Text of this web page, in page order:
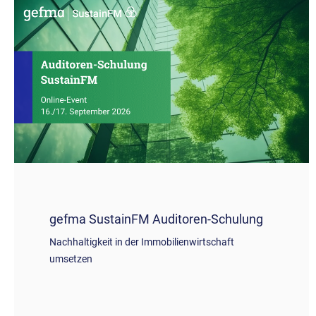
gefma SustainFM Auditoren-Schulung
Nachhaltigkeit in der Immobilienwirtschaft
umsetzen